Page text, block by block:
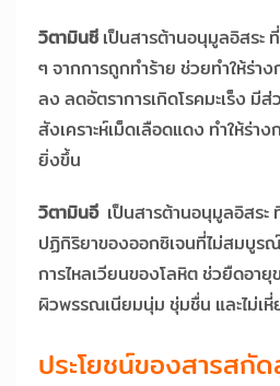
วิตามินซี เป็นสารต้านอนุมูลอิสระ
ๆ จากการถูกทำร้าย ช่วยทำให้ร่า
ลง ลดอัตราการเกิดโรคมะเร็ง มี
สังเคราะห์เม็ดเลือดแดง ทำให้ร่า
ยิ่งขึ้น
วิตามินอี เป็นสารต้านอนุมูลอิสระ
ปฏิกิริยาของออกซิเจนที่ไม่สมบูร
การไหลเวียนของโลหิต ช่วยืดอา
ผิวพรรณเนียมนุ่ม ชุ่มชื่น และไม่เ
ประโยชน์ของสารสกั